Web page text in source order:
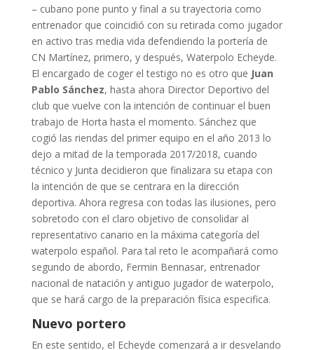
– cubano pone punto y final a su trayectoria como
entrenador que coincidió con su retirada como jugador
en activo tras media vida defendiendo la portería de
CN Martínez, primero, y después, Waterpolo Echeyde.
El encargado de coger el testigo no es otro que Juan
Pablo Sánchez, hasta ahora Director Deportivo del
club que vuelve con la intención de continuar el buen
trabajo de Horta hasta el momento. Sánchez que
cogió las riendas del primer equipo en el año 2013 lo
dejo a mitad de la temporada 2017/2018, cuando
técnico y Junta decidieron que finalizara su etapa con
la intención de que se centrara en la dirección
deportiva. Ahora regresa con todas las ilusiones, pero
sobretodo con el claro objetivo de consolidar al
representativo canario en la máxima categoría del
waterpolo español. Para tal reto le acompañará como
segundo de abordo, Fermin Bennasar, entrenador
nacional de natación y antiguo jugador de waterpolo,
que se hará cargo de la preparación física especifica.
Nuevo portero
En este sentido, el Echeyde comenzará a ir desvelando